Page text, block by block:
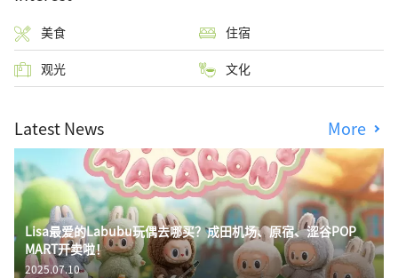
美食 住宿
观光 文化
Latest News More
Lisa最爱的Labubu玩偶去哪买？成田机场、原宿、涩谷POP
MART开卖啦！
2025.07.10